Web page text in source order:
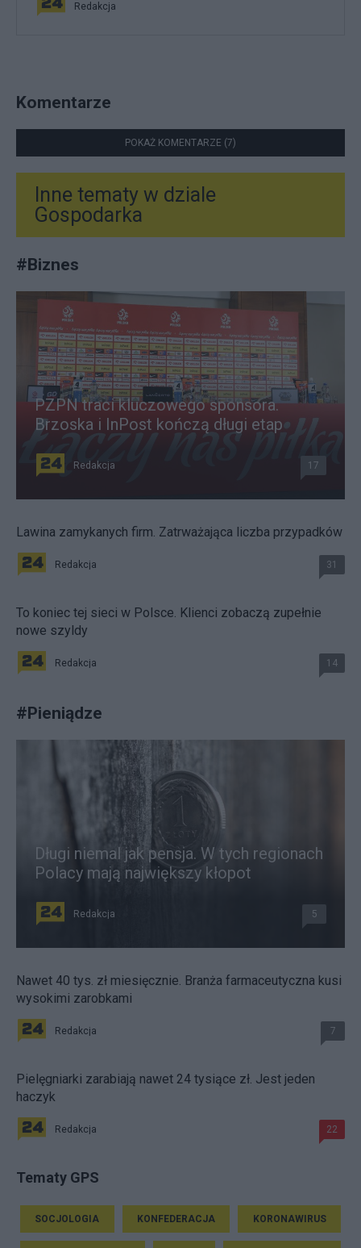
Redakcja
Komentarze
POKAŻ KOMENTARZE (7)
Inne tematy w dziale
Gospodarka
#Biznes
PZPN traci kluczowego sponsora.
Brzoska i InPost kończą długi etap
Redakcja 17
Lawina zamykanych firm. Zatrważająca liczba przypadków
Redakcja 31
To koniec tej sieci w Polsce. Klienci zobaczą zupełnie
nowe szyldy
Redakcja 14
#Pieniądze
Długi niemal jak pensja. W tych regionach
Polacy mają największy kłopot
Redakcja 5
Nawet 40 tys. zł miesięcznie. Branża farmaceutyczna kusi
wysokimi zarobkami
Redakcja 7
Pielęgniarki zarabiają nawet 24 tysiące zł. Jest jeden
haczyk
Redakcja 22
Tematy GPS
SOCJOLOGIA KONFEDERACJA KORONAWIRUS